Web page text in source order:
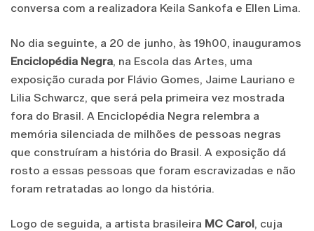
conversa com a realizadora Keila Sankofa e Ellen Lima.
No dia seguinte, a 20 de junho, às 19h00, inauguramos
Enciclopédia Negra, na Escola das Artes, uma
exposição curada por Flávio Gomes, Jaime Lauriano e
Lilia Schwarcz, que será pela primeira vez mostrada
fora do Brasil. A Enciclopédia Negra relembra a
memória silenciada de milhões de pessoas negras
que construíram a história do Brasil. A exposição dá
rosto a essas pessoas que foram escravizadas e não
foram retratadas ao longo da história.
Logo de seguida, a artista brasileira MC Carol, cuja